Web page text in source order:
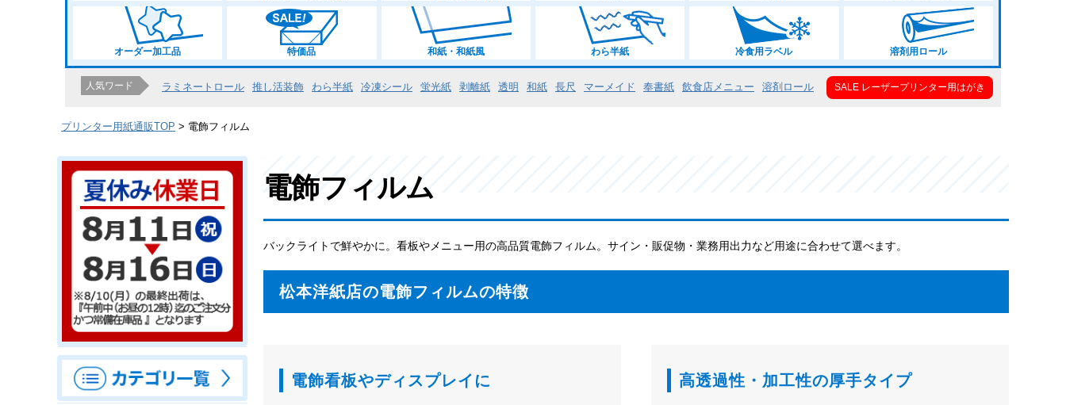
オーダー加工品 特価品 和紙・和紙風 わら半紙 冷食用ラベル 溶剤用ロール
人気ワード ラミネートロール 推し活装飾 わら半紙 冷凍シール 蛍光紙 剥離紙 透明 和紙 長尺 マーメイド 奉書紙 飲食店メニュー 溶剤ロール SALE レーザープリンター用はがき
プリンター用紙通販TOP 電飾フィルム
電飾フィルム
バックライトで鮮やかに。看板やメニュー用の高品質電飾フィルム。サイン・販促物・業務用出力など用途に合わせて選べます。
松本洋紙店の電飾フィルムの特徴
電飾看板やディスプレイに 高透過性・加工性の厚手タイプ